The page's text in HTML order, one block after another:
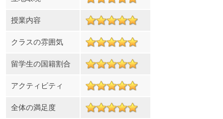
授業内容
クラスの雰囲気
留学生の国籍割合
アクティビティ
全体の満足度